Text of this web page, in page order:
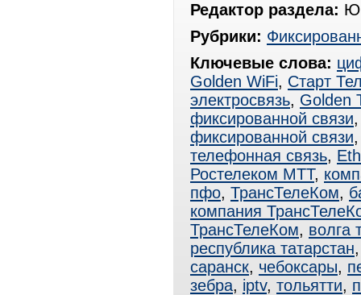
Редактор раздела:
Рубрики:
Ключевые слова:
Golden WiFi, Старт
электросвязь, Golden
фиксированной связи
фиксированной связи
телефонная связь,
Ростелеком МТТ,
пфо, ТрансТелеКом,
компания
ТрансТелеКом, волга
республика татарстан
саранск, чебоксары,
зебра, iptv, тольятти,